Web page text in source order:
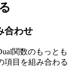
合わせ
関数のもっとも
項目を組み合わる